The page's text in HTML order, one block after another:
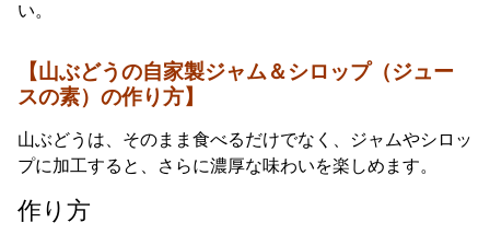
い。
【山ぶどうの自家製ジャム＆シロップ（ジュー
スの素）の作り方】
山ぶどうは、そのまま食べるだけでなく、ジャムやシロッ
プに加工すると、さらに濃厚な味わいを楽しめます。
作り方